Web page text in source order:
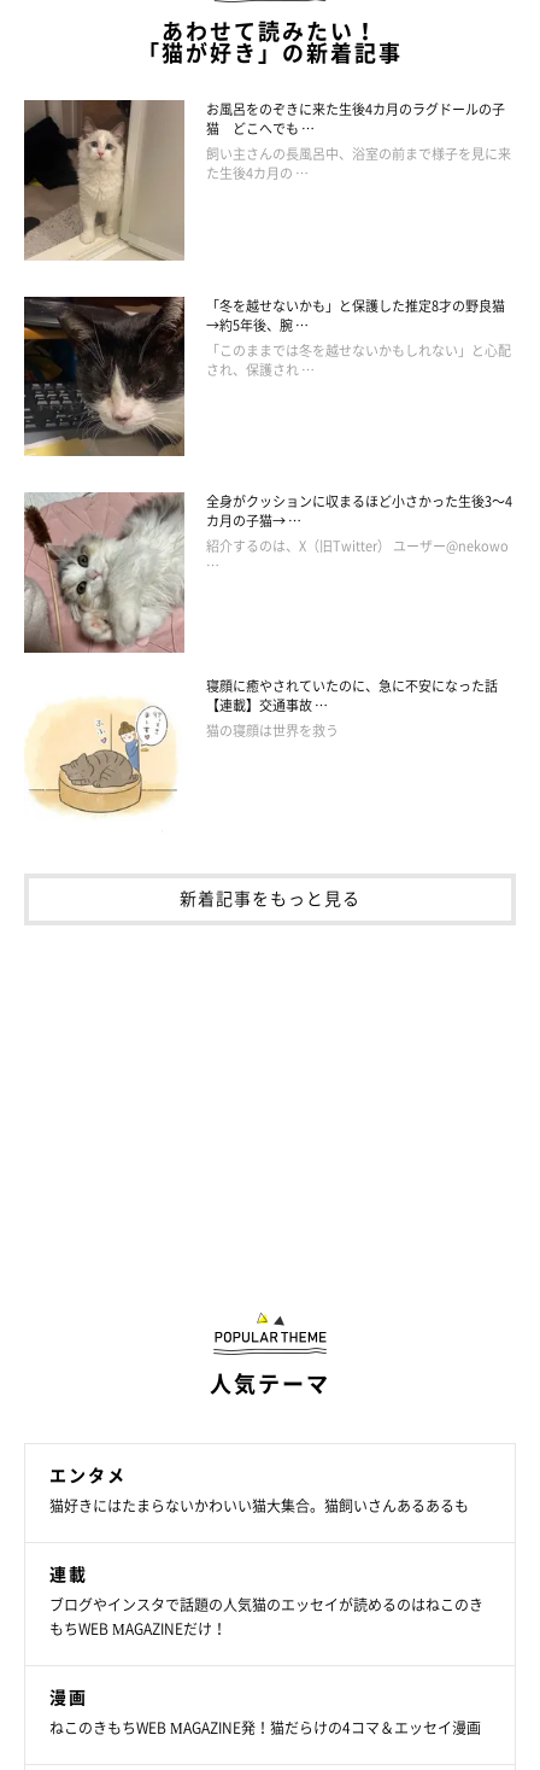
あわせて読みたい！
「猫が好き」の新着記事
お風呂をのぞきに来た生後4カ月のラグドールの子
猫 どこへでも …
飼い主さんの長風呂中、浴室の前まで様子を見に来
た生後4カ月の …
「冬を越せないかも」と保護した推定8才の野良猫
→約5年後、腕 …
「このままでは冬を越せないかもしれない」と心配
され、保護され …
全身がクッションに収まるほど小さかった生後3～4
カ月の子猫→ …
紹介するのは、X（旧Twitter） ユーザー@nekowo
…
寝顔に癒やされていたのに、急に不安になった話
【連載】交通事故 …
猫の寝顔は世界を救う
新着記事をもっと見る
人気テーマ
エンタメ
猫好きにはたまらないかわいい猫大集合。猫飼いさんあるあるも
連載
ブログやインスタで話題の人気猫のエッセイが読めるのはねこのき
もちWEB MAGAZINEだけ！
漫画
ねこのきもちWEB MAGAZINE発！猫だらけの4コマ＆エッセイ漫画